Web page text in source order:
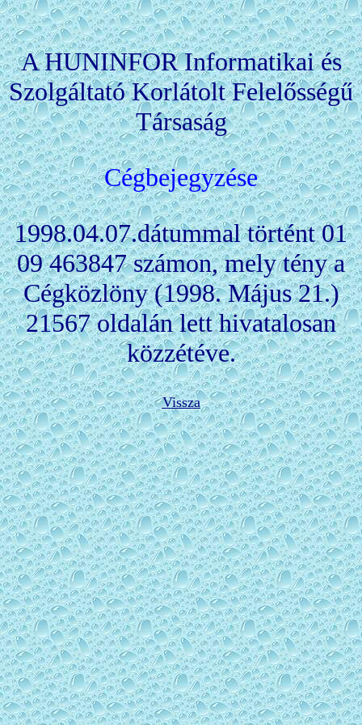
A HUNINFOR Informatikai és
Szolgáltató Korlátolt Felelősségű
Társaság
Cégbejegyzése
1998.04.07.dátummal történt 01
09 463847 számon, mely tény a
Cégközlöny (1998. Május 21.)
21567 oldalán lett hivatalosan
közzétéve.
Vissza